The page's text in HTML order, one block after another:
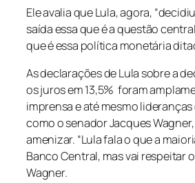
Ele avalia que Lula, agora,
saída essa que é a questão
que é essa política monetária
As declarações de Lula sobre a
os juros em 13,5% foram
imprensa e até mesmo
como o senador Jacques
amenizar. “Lula fala o que a
Banco Central, mas vai respeitar
Wagner.